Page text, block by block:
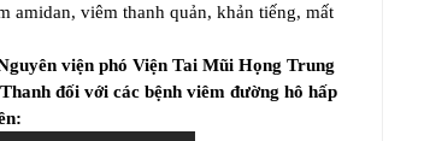
amidan, viêm thanh quản, khản tiếng, mất
viện phó Viện Tai Mũi Họng Trung
đối với các bệnh viêm đường hô hấp
: